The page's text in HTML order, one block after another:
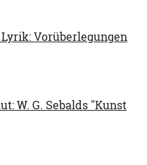
Vorüberlegungen
W. G. Sebalds "Kunst